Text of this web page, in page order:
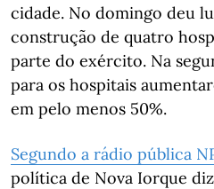
cidade. No domingo deu
construção de quatro
parte do exército. Na
para os hospitais
em pelo menos 50%.
Segundo a rádio pública
política de Nova Iorque